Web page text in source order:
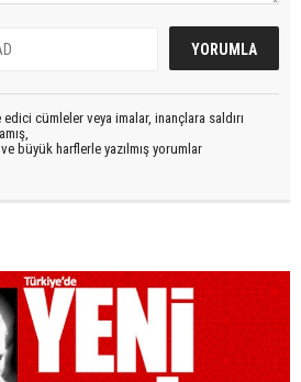
cümleler veya imalar, inançlara saldırı
büyük harflerle yazılmış yorumlar